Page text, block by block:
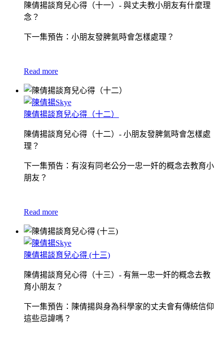
陳倩揚談育兒心得（十一）- 與丈夫教小朋友有什麼理
念？
下一集預告：小朋友發脾氣時會怎樣處理？
Read more
陳倩揚談育兒心得（十二）
陳倩揚談育兒心得（十二）- 小朋友發脾氣時會怎樣處
理？
下一集預告：有沒有同老公分一忠一奸的概念去教育小
朋友？
Read more
陳倩揚談育兒心得 (十三)
陳倩揚談育兒心得（十三）- 有無一忠一奸的概念去教
育小朋友？
下一集預告：陳倩揚與身為科學家的丈夫會有傳統信仰
這些忌諱嗎？